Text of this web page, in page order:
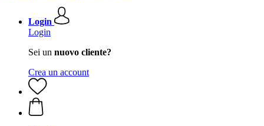
Login
Login
Sei un nuovo cliente?
Crea un account